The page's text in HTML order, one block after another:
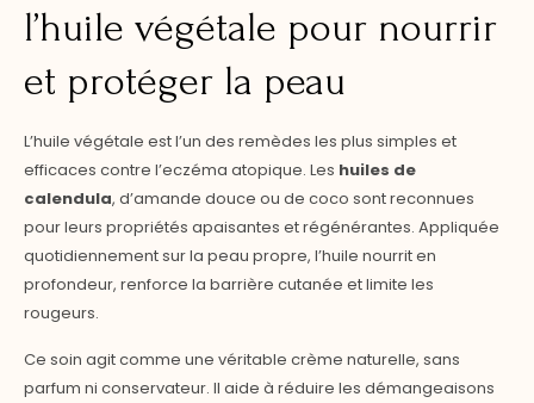
l’huile végétale pour nourrir
et protéger la peau
L’huile végétale est l’un des remèdes les plus simples et
efficaces contre l’eczéma atopique. Les huiles de
calendula, d’amande douce ou de coco sont reconnues
pour leurs propriétés apaisantes et régénérantes. Appliquée
quotidiennement sur la peau propre, l’huile nourrit en
profondeur, renforce la barrière cutanée et limite les
rougeurs.
Ce soin agit comme une véritable crème naturelle, sans
parfum ni conservateur. Il aide à réduire les démangeaisons